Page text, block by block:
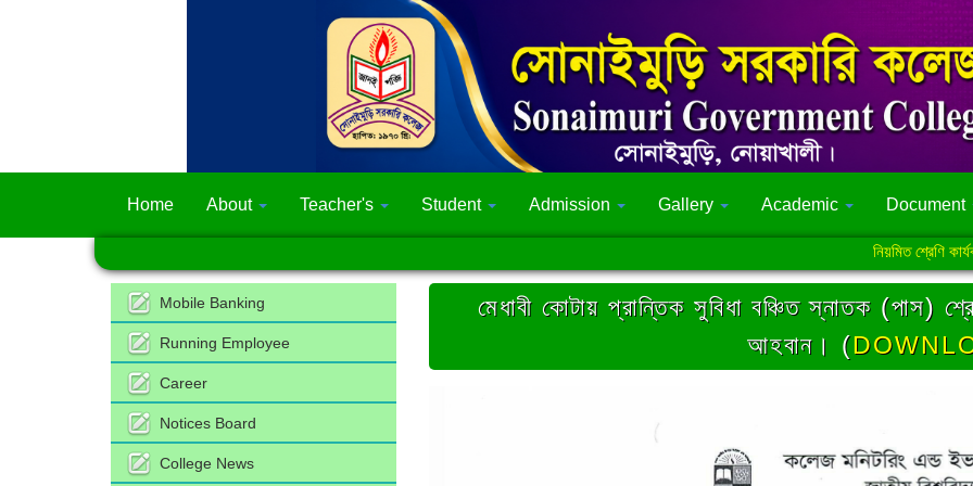
Home About Teacher's Student Admission Gallery Academic Document
নিয়মিত শ্রেণি
Mobile Banking
Running Employee
Career
Notices Board
College News
মেধাবী কোটায় প্রান্তিক সুবিধা বঞ্চিত স্নাতক (পাস)
আহবান। (